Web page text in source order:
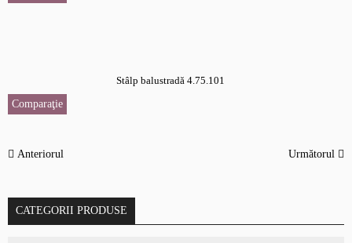
Stâlp balustradă 4.75.101
Comparaţie
Anteriorul Următorul
CATEGORII PRODUSE